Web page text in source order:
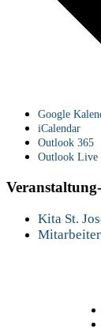
Google
iCalendar
Outlook 365
Outlook Live
Kita St.